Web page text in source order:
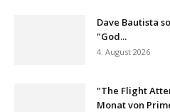
Dave Bautista
"God...
4. August 2026
"The Flight
Monat von